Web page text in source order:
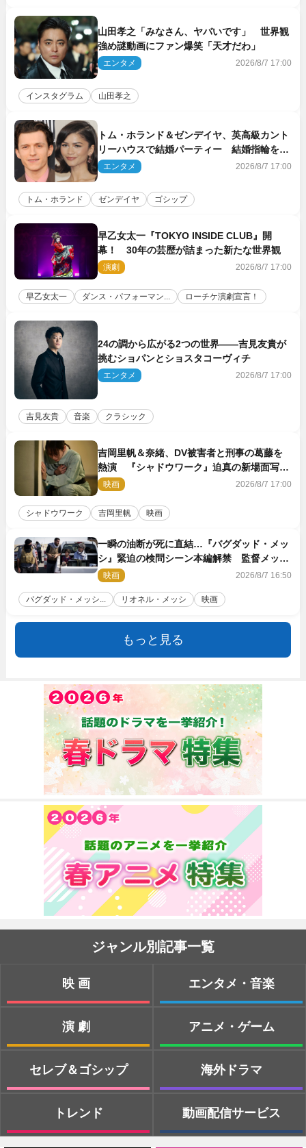
山田孝之「みなさん、ヤバいです」 世界観
強め謎動画にファン爆笑「天才だわ」
エンタメ 2026/8/7 17:00
インスタグラム 山田孝之
トム・ホランド＆ゼンデイヤ、英高級カント
リーハウスで結婚パーティー 結婚指輪を身
に着けたトムも初キャッチ
エンタメ 2026/8/7 17:00
トム・ホランド ゼンデイヤ ゴシップ
早乙女太一『TOKYO INSIDE CLUB』開
幕！ 30年の芸歴が詰まった新たな世界観
演劇 2026/8/7 17:00
早乙女太一 ダンス・パフォーマン... ローチケ演劇宣言！
24の調から広がる2つの世界――吉見友貴が
挑むショパンとショスタコーヴィチ
エンタメ 2026/8/7 17:00
吉見友貴 音楽 クラシック
吉岡里帆＆奈緒、DV被害者と刑事の葛藤を
熱演 『シャドウワーク』迫真の新場面写真
公開
映画 2026/8/7 17:00
シャドウワーク 吉岡里帆 映画
一瞬の油断が死に直結…『バグダッド・メッ
シ』緊迫の検問シーン本編解禁 監督メッセ
ージも到着
映画 2026/8/7 16:50
バグダッド・メッシ... リオネル・メッシ 映画
もっと見る
ジャンル別記事一覧
映画
演劇
セレブ＆ゴシップ
トレンド
エンタメ・音楽
アニメ・ゲーム
海外ドラマ
動画配信サービス